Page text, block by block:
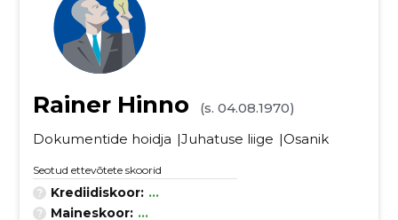
Rainer Hinno
(s. 04.08.1970)
Dokumentide hoidja
Juhatuse liige Osanik
Seotud ettevõtete skoorid
Krediidiskoor: ...
Maineskoor: ...